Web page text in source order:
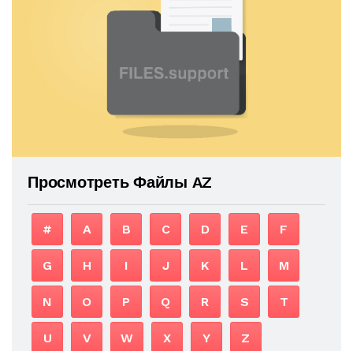
Просмотреть Файлы AZ
# A B C D E F
G H I J K L M
N O P Q R S T
U V W X Y Z